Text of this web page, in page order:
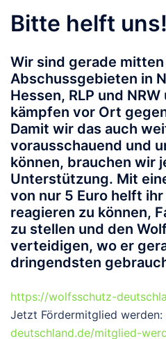
Bitte helft uns!
Wir sind gerade mitten
Abschussgebieten in
Hessen, RLP und
kämpfen vor Ort
Damit wir das auch
vorausschauend und
können, brauchen wir
Unterstützung. Mit
von nur 5 Euro helft
reagieren zu können,
zu stellen und den
verteidigen, wo er
dringendsten
https://wolfsschutz-
Jetzt Fördermitglied werden:
deutschland.de/mitglied-